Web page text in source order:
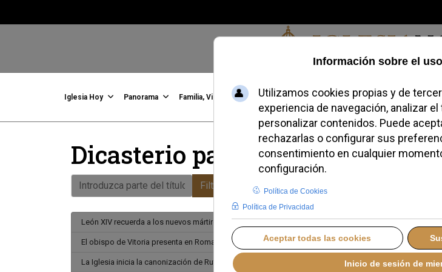
Sábado, 08 de agosto de
Iglesia Hoy Panorama Familia, Vida, Identidad Credofobiómetro Blogs Temas Buscar
Dicasterio para las Causas de
Introduzca parte del título
Filtrar Limpiar
León XIV recuerda a los nuevos mártires salesianos de Polonia
El obispo de Vitoria presenta en Roma el plan pastoral Surrexit
La Iglesia inicia la canonización de Ruth Pakaluk, del Opus Dei y ejemplo de fe y familia